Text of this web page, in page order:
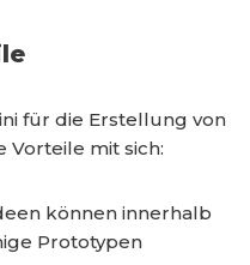
für die Erstellung von
mit sich:
können innerhalb
Prototypen